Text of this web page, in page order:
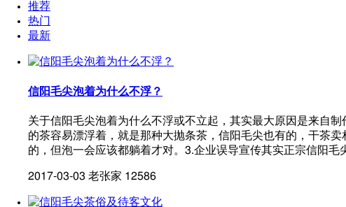
推荐
热门
最新
信阳毛尖泡着为什么不浮？
关于信阳毛尖泡着为什么不浮或不立起，其实最大原因是来自
的茶容易漂浮着，就是那种大抛条茶，信阳毛尖也有的，干茶
的，但泡一会应该都躺着才对。3.企业误导宣传其实正宗信阳毛
2017-03-03 老张家 12586